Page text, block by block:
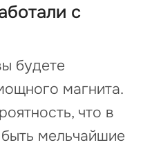
с
будете
магнита.
что в
мельчайшие